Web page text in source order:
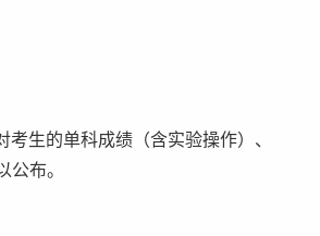
生的单科成绩（含实验操作）、
布。